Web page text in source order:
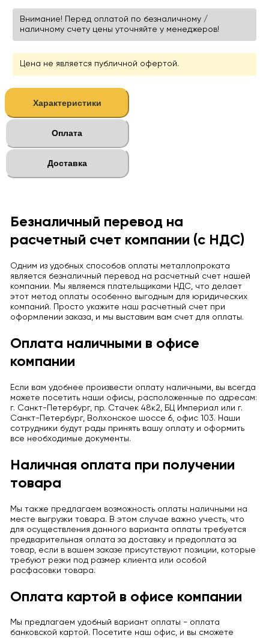
Внимание! Перед оплатой по безналичному /
наличному счету цены уточняйте у менеджеров!
Цена не является публичной офертой.
Характеристики
Оплата
Доставка
Безналичный перевод на
расчетный счет компании (с НДС)
Одним из удобных способов оплаты металлопроката
является безналичный перевод на расчетный счет нашей
компании. Мы являемся плательщиками НДС, что делает
этот метод оплаты особенно выгодным для юридических
компаний. Просто укажите наш расчетный счет при
оформлении заказа, и мы выставим вам счет для оплаты.
Оплата наличными в офисе
компании
Если вам удобнее произвести оплату наличными, вы всегда
можете посетить наши офисы, расположенные по адресам:
г. Санкт-Петербург, пр. Стачек 48к2, БЦ Империал или г.
Санкт-Петербург, Волхонское шоссе 6, офис 103. Наши
сотрудники будут рады принять вашу оплату и оформить
все необходимые документы.
Наличная оплата при получении
товара
Мы также предлагаем возможность оплаты наличными на
месте выгрузки товара. В этом случае важно учесть, что
для осуществления данного варианта оплаты требуется
предварительная оплата за доставку и предоплата за
товар, если в вашем заказе присутствуют позиции, которые
требуют резки под размер клиента или особой
расфасовки товара.
Оплата картой в офисе компании
Мы предлагаем удобный вариант оплаты - оплата
банковской картой. Посетите наш офис, и вы сможете